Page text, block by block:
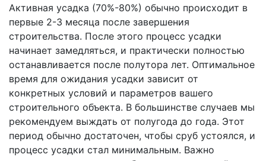
Активная усадка (70%-80%) обычно происходит в
первые 2-3 месяца после завершения
строительства. После этого процесс усадки
начинает замедляться, и практически полностью
останавливается после полутора лет. Оптимальное
время для ожидания усадки зависит от
конкретных условий и параметров вашего
строительного объекта. В большинстве случаев мы
рекомендуем выждать от полугода до года. Этот
период обычно достаточен, чтобы сруб устоялся, и
процесс усадки стал минимальным. Важно